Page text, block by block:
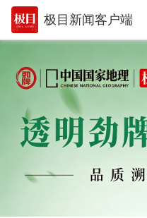
极目新闻客户端
体育
观点
时政